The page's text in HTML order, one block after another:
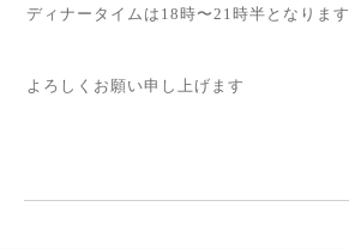
ディナータイムは18時〜21時半となります
よろしくお願い申し上げます